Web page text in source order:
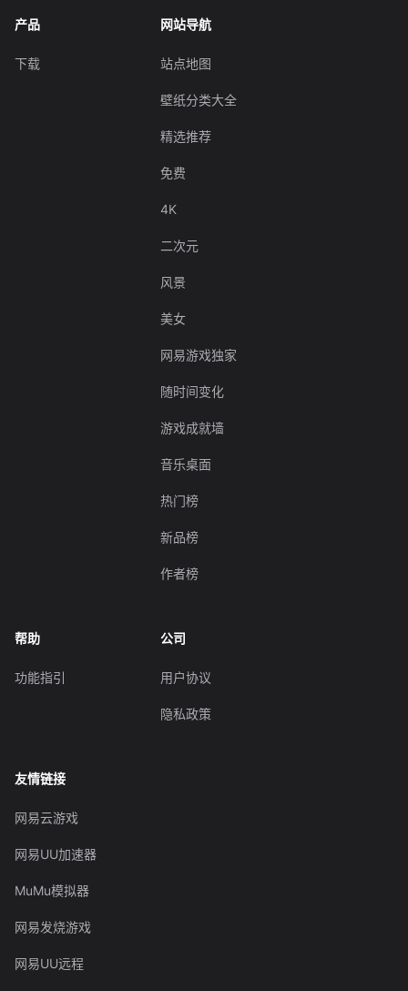
产品
下载
网站导航
站点地图
壁纸分类大全
精选推荐
免费
4K
二次元
风景
美女
网易游戏独家
随时间变化
游戏成就墙
音乐桌面
热门榜
新品榜
作者榜
帮助
功能指引
公司
用户协议
隐私政策
友情链接
网易云游戏
网易UU加速器
MuMu模拟器
网易发烧游戏
网易UU远程